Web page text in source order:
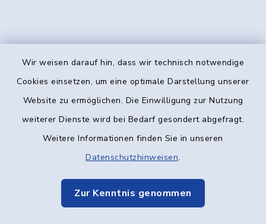
Wir weisen darauf hin, dass wir technisch notwendige
Cookies einsetzen, um eine optimale Darstellung unserer
Website zu ermöglichen. Die Einwilligung zur Nutzung
weiterer Dienste wird bei Bedarf gesondert abgefragt.
Weitere Informationen finden Sie in unseren
Datenschutzhinweisen.
Zur Kenntnis genommen
Kontakt
Datenschutz
Elektronische Kommunikation